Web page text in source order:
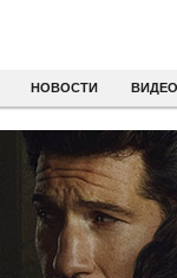
НОВОСТИ ВИДЕО